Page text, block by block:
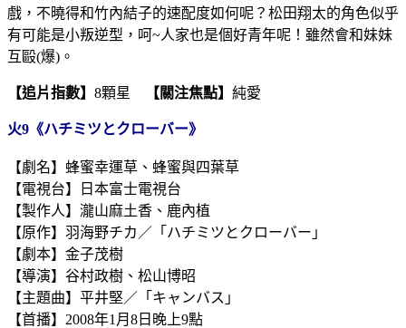
戲，不曉得和竹內結子的速配度如何呢？松田翔太的角色似乎
有可能是小叛逆型，呵~人家也是個好青年呢！雖然會和妹妹
互毆(爆)。
【追片指數】 8顆星 【關注焦點】 純愛
火9《ハチミツとクローバー》
【劇名】蜂蜜幸運草、蜂蜜與四葉草
【電視台】日本富士電視台
【製作人】瀧山麻土香、鹿內植
【原作】羽海野チカ／「ハチミツとクローバー」
【劇本】金子茂樹
【導演】谷村政樹、松山博昭
【主題曲】平井堅／「キャンバス」
【首播】2008年1月8日晚上9點